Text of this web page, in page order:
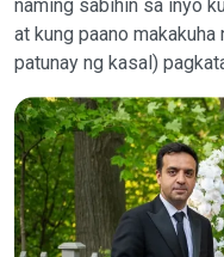
naming sabihin sa inyo
at kung paano
patunay ng kasal)